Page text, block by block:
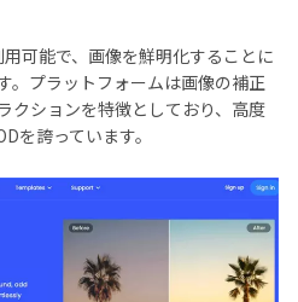
可能で、画像を鮮明化することに
。プラットフォームは画像の補正
クションを特徴としており、高度
を誇っています。